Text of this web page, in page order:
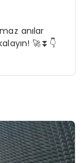
anılar
🚀⏬👇